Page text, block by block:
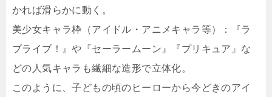
かれば滑らかに動く。
美少女キャラ枠（アイドル・アニメキャラ等）：『ラ
ブライブ！』や『セーラームーン』『プリキュア』な
どの人気キャラも繊細な造形で立体化。
このように、子どもの頃のヒーローから今どきのアイ